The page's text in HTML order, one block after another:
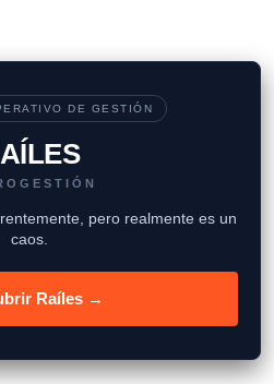
DE GESTIÓN
pero realmente es un
caos.
Raíles →